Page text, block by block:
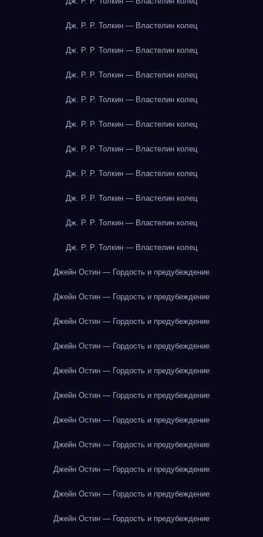
Дж. Р. Р. Толкин — Властелин колец
Дж. Р. Р. Толкин — Властелин колец
Дж. Р. Р. Толкин — Властелин колец
Дж. Р. Р. Толкин — Властелин колец
Дж. Р. Р. Толкин — Властелин колец
Дж. Р. Р. Толкин — Властелин колец
Дж. Р. Р. Толкин — Властелин колец
Дж. Р. Р. Толкин — Властелин колец
Дж. Р. Р. Толкин — Властелин колец
Дж. Р. Р. Толкин — Властелин колец
Джейн Остин — Гордость и предубеждение
Джейн Остин — Гордость и предубеждение
Джейн Остин — Гордость и предубеждение
Джейн Остин — Гордость и предубеждение
Джейн Остин — Гордость и предубеждение
Джейн Остин — Гордость и предубеждение
Джейн Остин — Гордость и предубеждение
Джейн Остин — Гордость и предубеждение
Джейн Остин — Гордость и предубеждение
Джейн Остин — Гордость и предубеждение
Джейн Остин — Гордость и предубеждение